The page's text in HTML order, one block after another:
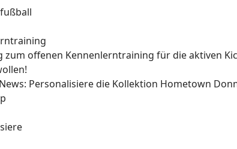
zum offenen Kennenlerntraining für die aktiven
Personalisiere die Kollektion Hometown